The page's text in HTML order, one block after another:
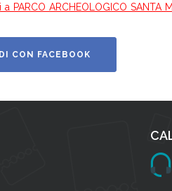
PARCO ARCHEOLOGICO SANTA
CON FACEBOOK